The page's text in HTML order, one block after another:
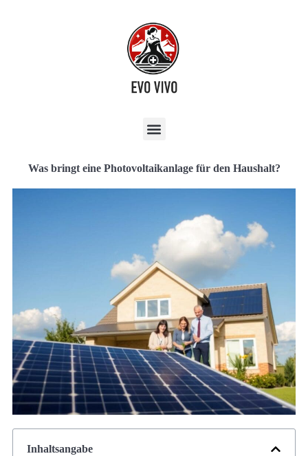
Was bringt eine Photovoltaikanlage für den Haushalt?
Inhaltsangabe